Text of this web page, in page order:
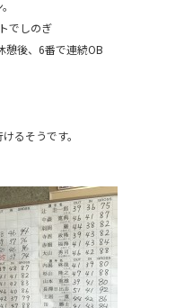
でしのぎ
憩後、6番で連続OB
るそうです。